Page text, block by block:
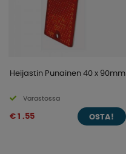
Heijastin Punainen 40 x 90mm
Varastossa
€ 1 .55 OSTA!